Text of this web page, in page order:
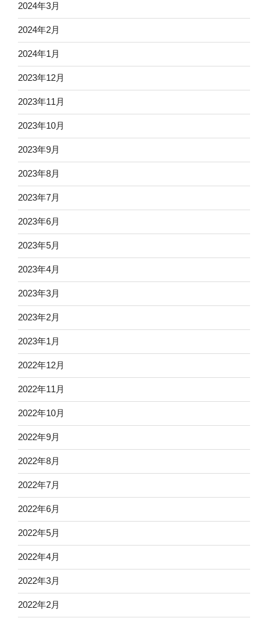
2024年3月
2024年2月
2024年1月
2023年12月
2023年11月
2023年10月
2023年9月
2023年8月
2023年7月
2023年6月
2023年5月
2023年4月
2023年3月
2023年2月
2023年1月
2022年12月
2022年11月
2022年10月
2022年9月
2022年8月
2022年7月
2022年6月
2022年5月
2022年4月
2022年3月
2022年2月